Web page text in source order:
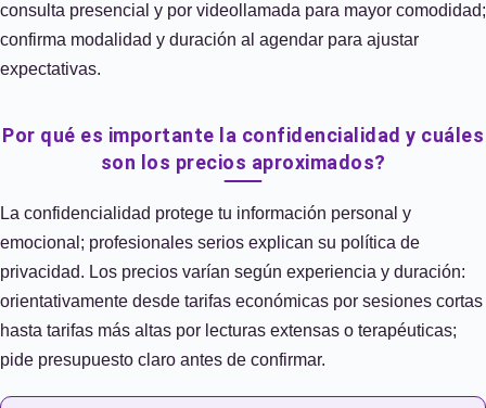
consulta presencial y por videollamada para mayor comodidad;
confirma modalidad y duración al agendar para ajustar
expectativas.
Por qué es importante la confidencialidad y cuáles
son los precios aproximados?
La confidencialidad protege tu información personal y
emocional; profesionales serios explican su política de
privacidad. Los precios varían según experiencia y duración:
orientativamente desde tarifas económicas por sesiones cortas
hasta tarifas más altas por lecturas extensas o terapéuticas;
pide presupuesto claro antes de confirmar.